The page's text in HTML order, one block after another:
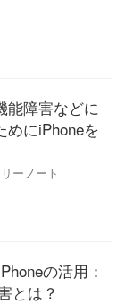
能障害などに
めにiPhoneを
ーノート
の活用：
とは？